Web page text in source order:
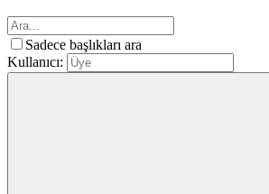
Sadece başlıkları ara
Kullanıcı: